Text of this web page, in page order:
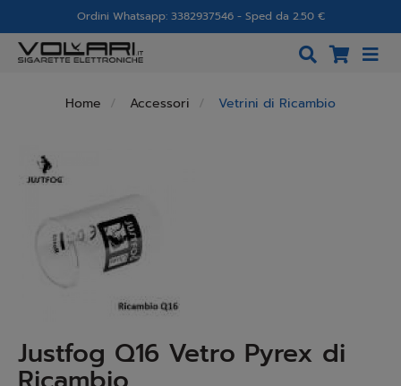
Ordini Whatsapp: 3382937546 - Sped da 2.50 €
Home Accessori Vetrini di Ricambio
Justfog Q16 Vetro Pyrex di